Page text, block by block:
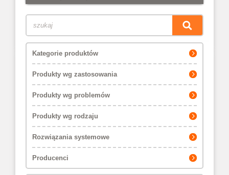
Kategorie produktów
Produkty wg zastosowania
Produkty wg problemów
Produkty wg rodzaju
Rozwiązania systemowe
Producenci